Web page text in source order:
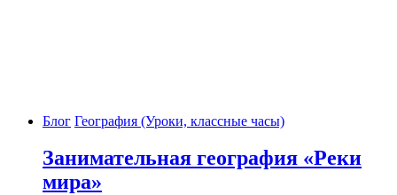
Блог География (Уроки, классные часы)
Занимательная география «Реки
мира»